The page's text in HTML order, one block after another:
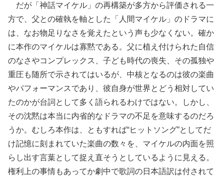
だが「神話マイケル」の再構築が多方から評価される一
方で、父との確執を軸とした「人間マイケル」のドラマに
は、なお物足りなさを覚えたという声も少なくない。確か
に本作のマイケルは寡黙である。父に植え付けられた自信
のなさやコンプレックス、子ども時代の喪失、その孤独や
重圧も随所で示されてはいるが、中核となるのは彼の楽曲
やパフォーマンスであり、彼自身が世界とどう相対してい
たのかが台詞として多く語られるわけではない。しかし、
その沈黙は本当に内省的なドラマの不足を意味するのだろ
うか。むしろ本作は、ともすれば“ヒットソング”としてだ
け記憶に刻まれていた楽曲の数々を、マイケルの内面を照
らし出す言葉として捉え直そうとしているように見える。
権利上の事情もあってか劇中で歌詞の日本語訳は付されて